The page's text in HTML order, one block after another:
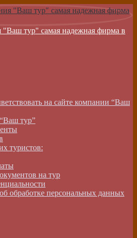
"Ваш тур" самая надежная фирма в
на сайте компании “Ваш
тур”
туристов:
на тур
обработке персональных данных